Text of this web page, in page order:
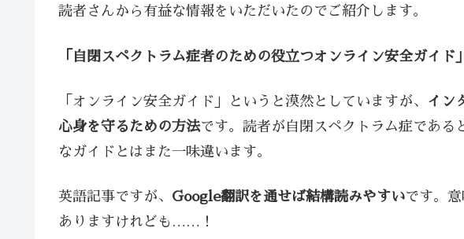
読者さんから有益な情報をいただいたのでご紹介します。
「自閉スペクトラム症者のための役立つオンライン安全ガイド」
「オンライン安全ガイド」というと漠然としていますが、
イン
心身を守るための方法です。読者が自閉スペクトラム症である
なガイドとはまた一味違います。
英語記事ですが、 Google翻訳を通せば結構読みやすいです。
ありますけれども……！